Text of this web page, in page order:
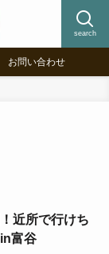
search
お問い合わせ
近所で行けち
富谷